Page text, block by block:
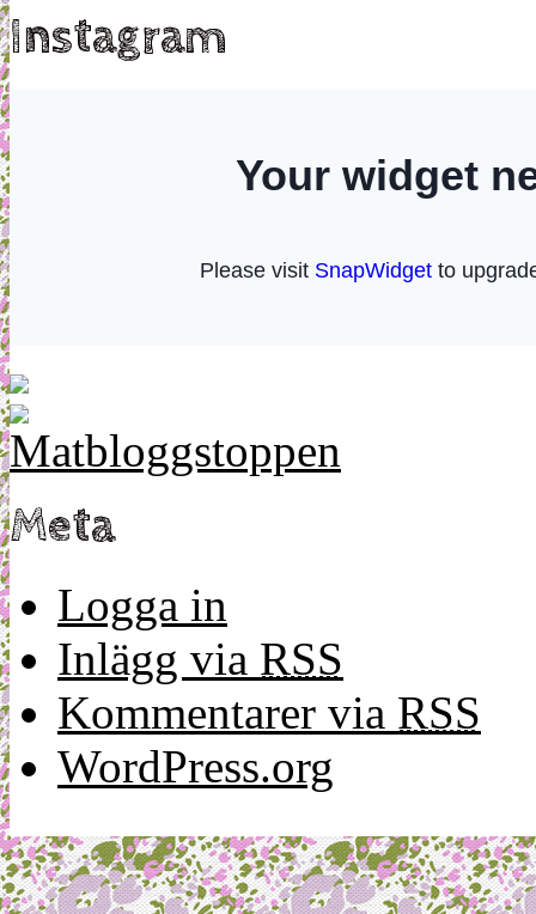
Instagram
Meta
Logga in
Inlägg via RSS
Kommentarer via RSS
WordPress.org